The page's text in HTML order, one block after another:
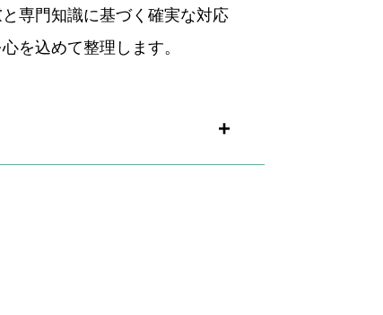
専門知識に基づく確実な対応
を込めて整理します。